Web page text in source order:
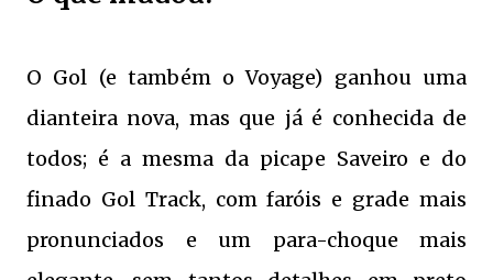
O Gol (e também o Voyage) ganhou uma
dianteira nova, mas que já é conhecida de
todos; é a mesma da picape Saveiro e do
finado Gol Track, com faróis e grade mais
pronunciados e um para-choque mais